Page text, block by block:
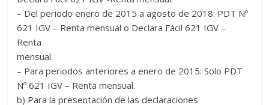
– Del periodo enero de 2015 a agosto de 2018: PDT Nº
621 IGV – Renta mensual o Declara Fácil 621 IGV –
Renta
mensual.
– Para periodos anteriores a enero de 2015: Solo PDT
Nº 621 IGV – Renta mensual.
b) Para la presentación de las declaraciones